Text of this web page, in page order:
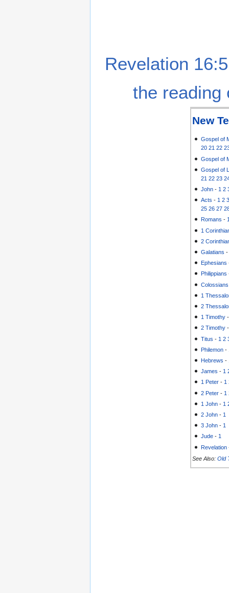
Revelation
the reading
New
Gospel of
20 21 22
Gospel of
Gospel of
21 22 23
John - 1 2
Acts - 1 2
25 26 27
Romans -
1
2
Galatians
Ephesians
Philippians
Colossians
1
2
1 Timothy
2 Timothy
Titus - 1 2
Philemon -
Hebrews -
James - 1
1 Peter - 1
2 Peter - 1
1 John - 1
2 John - 1
3 John - 1
Jude - 1
Revelation
See Also: Old